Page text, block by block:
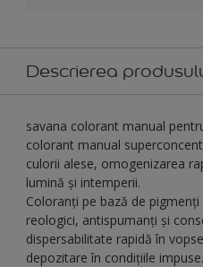
Descrierea
savana colorant manual
colorant manual
culorii alese, omogenizarea
lumină și intemperii.
Coloranți pe bază de
reologici, antispumanţi şi
dispersabilitate rapidă în
depozitare în condiţiile impuse.